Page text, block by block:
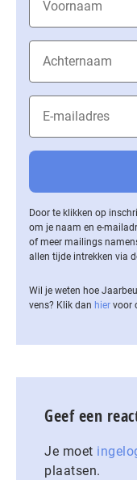
Door te klikken op
om je naam en e-
of meer mailings
allen tijde intrekken via
Wil je weten hoe
vens? Klik dan hier voor
Geef een
Je moet
plaatsen.